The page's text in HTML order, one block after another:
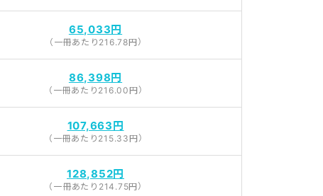
65,033円
（一冊あたり216.78円）
86,398円
（一冊あたり216.00円）
107,663円
（一冊あたり215.33円）
128,852円
（一冊あたり214.75円）